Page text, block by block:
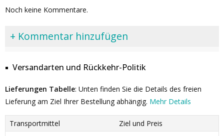
Noch keine Kommentare.
+ Kommentar hinzufügen
Versandarten und Rückkehr-Politik
Lieferungen Tabelle: Unten finden Sie die Details des freien
Lieferung am Ziel Ihrer Bestellung abhängig. Mehr Details
Transportmittel
Ziel und Preis